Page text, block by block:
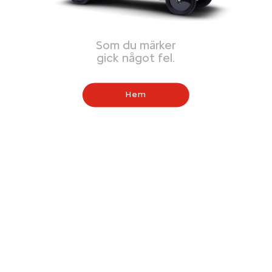
Som du märker
gick något fel.
Hem